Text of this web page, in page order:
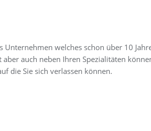
welches schon über 10
auch neben Ihren Spezialitäten
die Sie sich verlassen können.